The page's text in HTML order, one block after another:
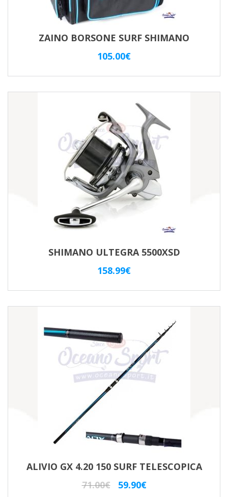
ZAINO BORSONE SURF SHIMANO
105.00€
SHIMANO ULTEGRA 5500XSD
158.99€
ALIVIO GX 4.20 150 SURF TELESCOPICA
71.00€
Il
59.90€Il